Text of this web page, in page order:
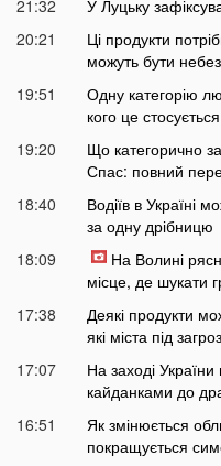
21:32
У Луцьку
20:21
Ці продукти
можуть бути
19:51
Одну категорію
кого це стосується
19:20
Що категорично
Спас: повний
18:40
Водіїв в Україні
за одну дрібницю
18:09
На Волині
місце, де шукати
17:38
Деякі продукти
які міста під
17:07
На заході
кайданками до
16:51
Як змінюється
покращується